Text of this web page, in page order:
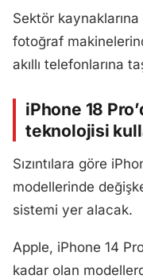
Sektör
fotoğraf
akıllı telefonlarına
iPhone 18
teknolojisi
Sızıntılara göre
modellerinde
sistemi yer alacak.
Apple, iPhone 14
kadar olan